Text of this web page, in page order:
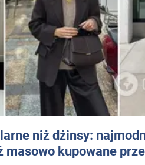
niż dżinsy:
masowo kupowane